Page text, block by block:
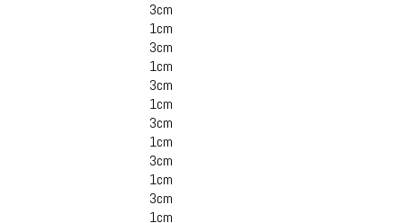
3cm
1cm
3cm
1cm
3cm
1cm
3cm
1cm
3cm
1cm
3cm
1cm